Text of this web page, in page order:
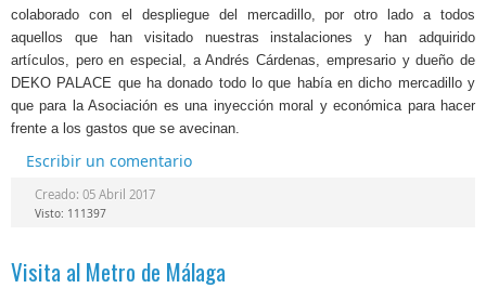
colaborado con el despliegue del mercadillo, por otro lado a todos
aquellos que han visitado nuestras instalaciones y han adquirido
artículos, pero en especial, a Andrés Cárdenas, empresario y dueño de
DEKO PALACE que ha donado todo lo que había en dicho mercadillo y
que para la Asociación es una inyección moral y económica para hacer
frente a los gastos que se avecinan.
Escribir un comentario
Creado: 05 Abril 2017
Visto: 111397
Visita al Metro de Málaga